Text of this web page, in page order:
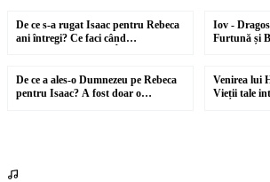
miel nevinovat. În lumina întregii Biblii,
De ce s-a rugat Isaac pentru Rebeca
ani întregi? Ce faci când
Iov -
Furtună și
De ce a ales-o Dumnezeu pe Rebeca
pentru Isaac? A fost doar o
Venirea lui
Vieții tale